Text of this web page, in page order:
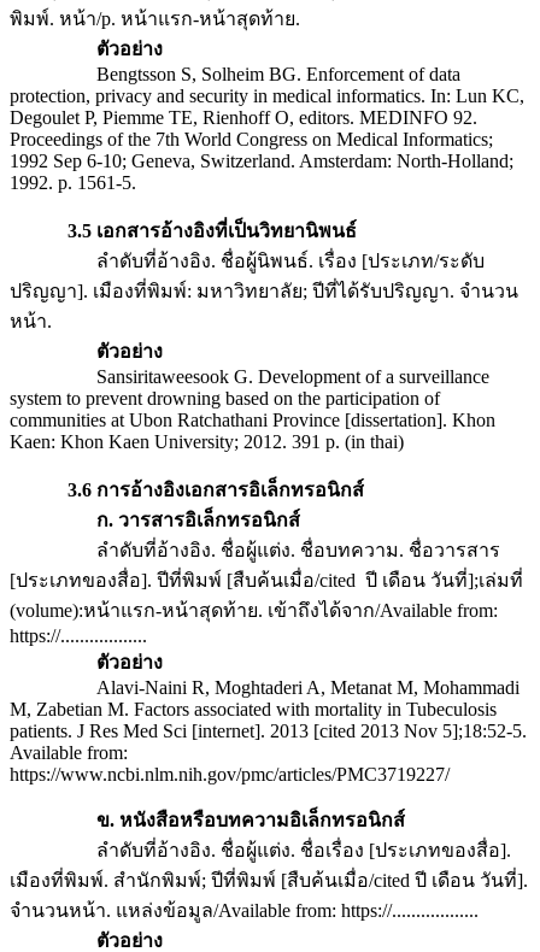
พิมพ์. หน้า/p. หน้าแรก-หน้าสุดท้าย.
ตัวอย่าง
Bengtsson S, Solheim BG. Enforcement of data
protection, privacy and security in medical informatics. In: Lun KC,
Degoulet P, Piemme TE, Rienhoff O, editors. MEDINFO 92.
Proceedings of the 7th World Congress on Medical Informatics;
1992 Sep 6-10; Geneva, Switzerland. Amsterdam: North-Holland;
1992. p. 1561-5.
3.5 เอกสารอ้างอิงที่เป็นวิทยานิพนธ์
ลำดับที่อ้างอิง. ชื่อผู้นิพนธ์. เรื่อง [ประเภท/ระดับ
ปริญญา]. เมืองที่พิมพ์: มหาวิทยาลัย; ปีที่ได้รับปริญญา. จำนวน
หน้า.
ตัวอย่าง
Sansiritaweesook G. Development of a surveillance
system to prevent drowning based on the participation of
communities at Ubon Ratchathani Province [dissertation]. Khon
Kaen: Khon Kaen University; 2012. 391 p. (in thai)
3.6 การอ้างอิงเอกสารอิเล็กทรอนิกส์
ก. วารสารอิเล็กทรอนิกส์
ลำดับที่อ้างอิง. ชื่อผู้แต่ง. ชื่อบทความ. ชื่อวารสาร
[ประเภทของสื่อ]. ปีที่พิมพ์ [สืบค้นเมื่อ/cited ปี เดือน วันที่];เล่มที่
(volume):หน้าแรก-หน้าสุดท้าย. เข้าถึงได้จาก/Available from:
https://..................
ตัวอย่าง
Alavi-Naini R, Moghtaderi A, Metanat M, Mohammadi
M, Zabetian M. Factors associated with mortality in Tubeculosis
patients. J Res Med Sci [internet]. 2013 [cited 2013 Nov 5];18:52-5.
Available from:
https://www.ncbi.nlm.nih.gov/pmc/articles/PMC3719227/
ข. หนังสือหรือบทความอิเล็กทรอนิกส์
ลำดับที่อ้างอิง. ชื่อผู้แต่ง. ชื่อเรื่อง [ประเภทของสื่อ].
เมืองที่พิมพ์. สำนักพิมพ์; ปีที่พิมพ์ [สืบค้นเมื่อ/cited ปี เดือน วันที่].
จำนวนหน้า. แหล่งข้อมูล/Available from: https://..................
ตัวอย่าง